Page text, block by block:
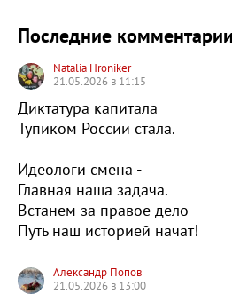
Последние комментарии
Natalia Hroniker
21.05.2026 в 11:15
Диктатура капитала
Тупиком России стала.
Идеологи смена -
Главная наша задача.
Встанем за правое дело -
Путь наш историей начат!
Александр Попов
21.05.2026 в 13:00